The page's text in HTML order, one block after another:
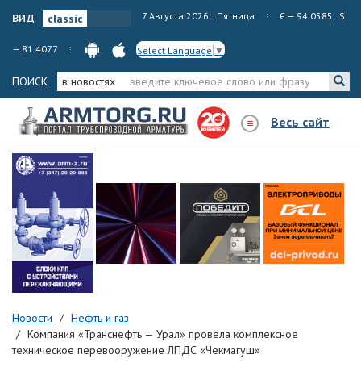
вид 7 Августа 2026г, Пятница € — 94.0585, $
— 81.4077 Select Language ▼
ПОИСК в новостях
Весь сайт
Новости
Нефть и газ
Компания «Транснефть — Урал» провела комплексное
техническое перевооружение ЛПДС «Чекмагуш»